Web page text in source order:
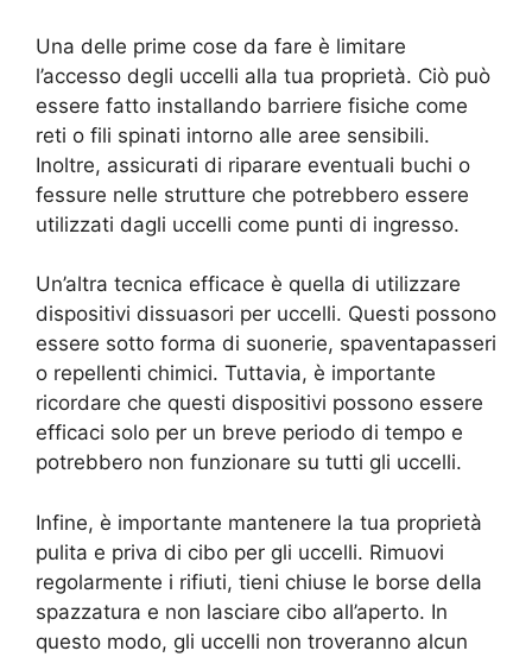
Una delle prime cose da fare è limitare
l’accesso degli uccelli alla tua proprietà. Ciò può
essere fatto installando barriere fisiche come
reti o fili spinati intorno alle aree sensibili.
Inoltre, assicurati di riparare eventuali buchi o
fessure nelle strutture che potrebbero essere
utilizzati dagli uccelli come punti di ingresso.
Un’altra tecnica efficace è quella di utilizzare
dispositivi dissuasori per uccelli. Questi possono
essere sotto forma di suonerie, spaventapasseri
o repellenti chimici. Tuttavia, è importante
ricordare che questi dispositivi possono essere
efficaci solo per un breve periodo di tempo e
potrebbero non funzionare su tutti gli uccelli.
Infine, è importante mantenere la tua proprietà
pulita e priva di cibo per gli uccelli. Rimuovi
regolarmente i rifiuti, tieni chiuse le borse della
spazzatura e non lasciare cibo all’aperto. In
questo modo, gli uccelli non troveranno alcun